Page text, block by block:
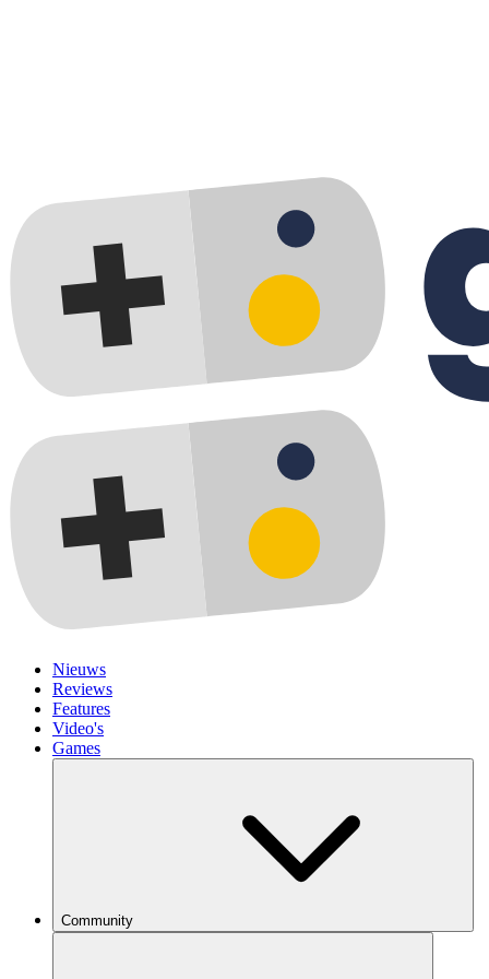
Nieuws
Reviews
Features
Video's
Games
Community